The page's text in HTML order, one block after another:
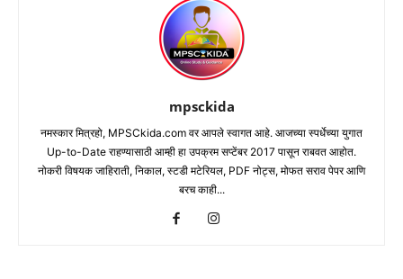
mpsckida
नमस्कार मित्रहो, MPSCkida.com वर आपले स्वागत आहे. आजच्या स्पर्धेच्या युगात
Up-to-Date राहण्यासाठी आम्ही हा उपक्रम सप्टेंबर 2017 पासून राबवत आहोत.
नोकरी विषयक जाहिराती, निकाल, स्टडी मटेरियल, PDF नोट्स, मोफत सराव पेपर आणि
बरच काही...